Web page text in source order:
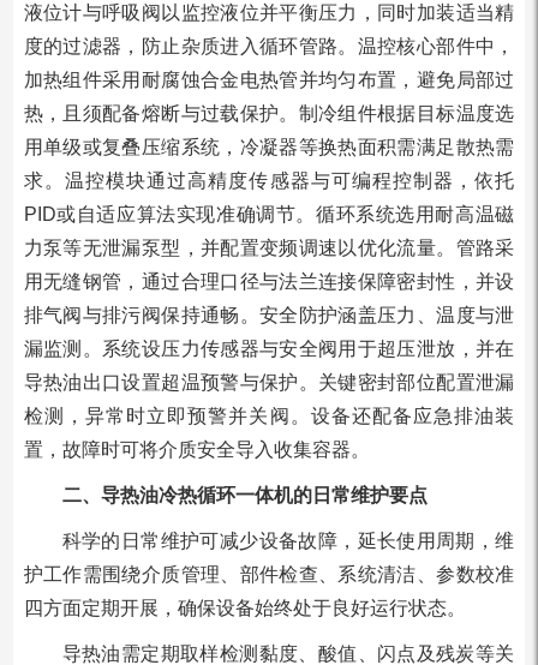
液位计与呼吸阀以监控液位并平衡压力，同时加装适当精
度的过滤器，防止杂质进入循环管路。温控核心部件中，
加热组件采用耐腐蚀合金电热管并均匀布置，避免局部过
热，且须配备熔断与过载保护。制冷组件根据目标温度选
用单级或复叠压缩系统，冷凝器等换热面积需满足散热需
求。温控模块通过高精度传感器与可编程控制器，依托
PID或自适应算法实现准确调节。循环系统选用耐高温磁
力泵等无泄漏泵型，并配置变频调速以优化流量。管路采
用无缝钢管，通过合理口径与法兰连接保障密封性，并设
排气阀与排污阀保持通畅。安全防护涵盖压力、温度与泄
漏监测。系统设压力传感器与安全阀用于超压泄放，并在
导热油出口设置超温预警与保护。关键密封部位配置泄漏
检测，异常时立即预警并关阀。设备还配备应急排油装
置，故障时可将介质安全导入收集容器。
二、导热油冷热循环一体机的日常维护要点
科学的日常维护可减少设备故障，延长使用周期，维
护工作需围绕介质管理、部件检查、系统清洁、参数校准
四方面定期开展，确保设备始终处于良好运行状态。
导热油需定期取样检测黏度、酸值、闪点及残炭等关